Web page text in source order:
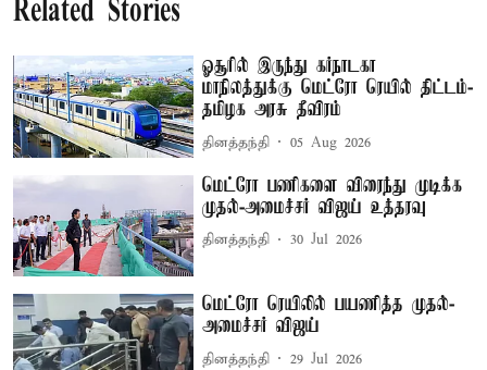
Related Stories
ஓசூரில் இருந்து கர்நாடகா
மாநிலத்துக்கு மெட்ரோ ரெயில் திட்டம்-
தமிழக அரசு தீவிரம்
தினத்தந்தி 05 Aug 2026
மெட்ரோ பணிகளை விரைந்து முடிக்க
முதல்-அமைச்சர் விஜய் உத்தரவு
தினத்தந்தி 30 Jul 2026
மெட்ரோ ரெயிலில் பயணித்த முதல்-
அமைச்சர் விஜய்
தினத்தந்தி 29 Jul 2026